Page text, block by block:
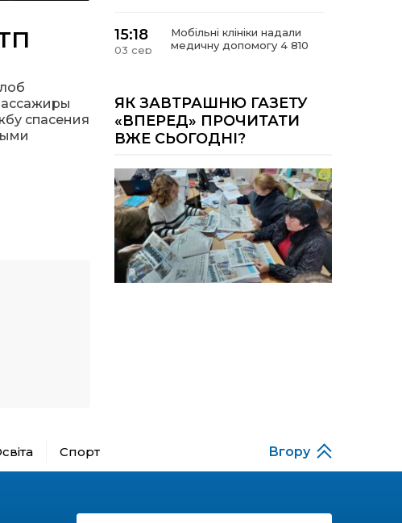
спасения
15:18
03 сер
Мобільні клініки надали
медичну допомогу 4 810
09:27
03 сер
ВПО можуть не платити
за частину комунальних
послуг: про що йдеться
14:12
01 сер
розповіла, коли
переселенці втрачають
виплати та статус
внутрішньо переміщеної
особи
14:04
01 сер
Учасниця обласного
конкурсу «Молода
ЯК ЗАВТРАШНЮ ГАЗЕТУ
«ВПЕРЕД» ПРОЧИТАТИ
ВЖЕ СЬОГОДНІ?
Спорт Вгору